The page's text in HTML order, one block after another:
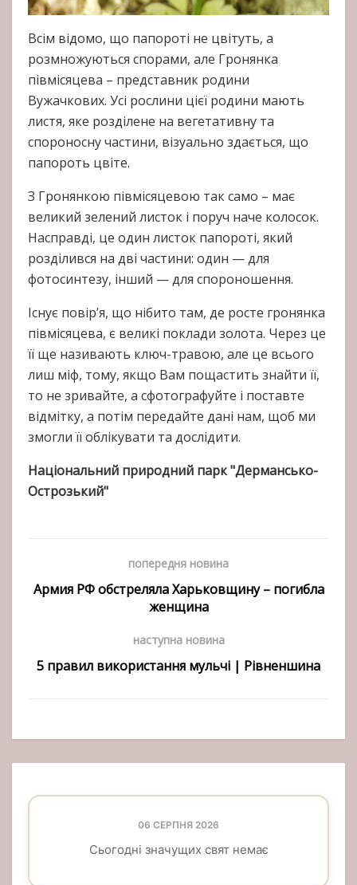
Всім відомо, що папороті не цвітуть, а
розмножуються спорами, але Гронянка
півмісяцева – представник родини
Вужачкових. Усі рослини цієї родини мають
листя, яке розділене на вегетативну та
спороносну частини, візуально здається, що
папороть цвіте.
З Гронянкою півмісяцевою так само – має
великий зелений листок і поруч наче колосок.
Насправді, це один листок папороті, який
розділився на дві частини: один — для
фотосинтезу, інший — для спороношення.
Існує повір’я, що нібито там, де росте гронянка
півмісяцева, є великі поклади золота. Через це
її ще називають ключ-травою, але це всього
лиш міф, тому, якщо Вам пощастить знайти її,
то не зривайте, а сфотографуйте і поставте
відмітку, а потім передайте дані нам, щоб ми
змогли її облікувати та дослідити.
Національний природний парк "Дермансько-
Острозький"
попередня новина
Армия РФ обстреляла Харьковщину – погибла
женщина
наступна новина
5 правил використання мульчі | Рівненшина
06 СЕРПНЯ 2026
Сьогодні значущих свят немає